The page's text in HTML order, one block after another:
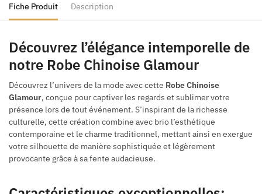
Fiche Produit Description
Découvrez l’élégance intemporelle de
notre Robe Chinoise Glamour
Découvrez l’univers de la mode avec cette Robe Chinoise
Glamour, conçue pour captiver les regards et sublimer votre
présence lors de tout événement. S’inspirant de la richesse
culturelle, cette création combine avec brio l’esthétique
contemporaine et le charme traditionnel, mettant ainsi en exergue
votre silhouette de manière sophistiquée et légèrement
provocante grâce à sa fente audacieuse.